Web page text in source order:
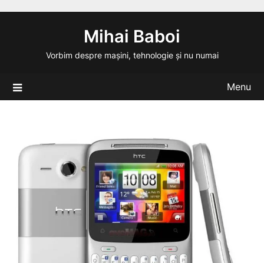
Mihai Baboi
Vorbim despre mașini, tehnologie și nu numai
Menu